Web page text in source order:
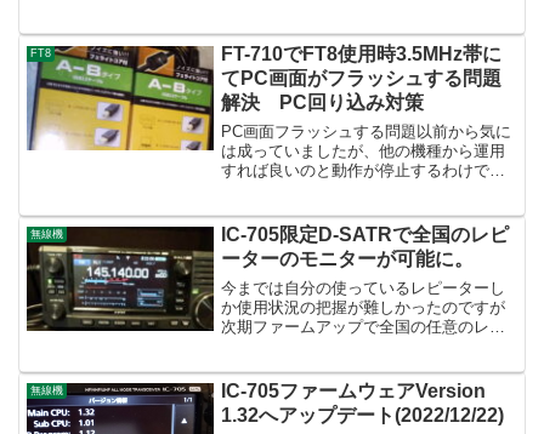
のでPCからwifi経由リモート接続を...
FT8
FT-710でFT8使用時3.5MHz帯に
てPC画面がフラッシュする問題
解決 PC回り込み対策
PC画面フラッシュする問題以前から気に
は成っていましたが、他の機種から運用
すれば良いのと動作が停止するわけでも
ました。これも一種の回り込みですので
どこから影響が出ている...
無線機
IC-705限定D-SATRで全国のレピ
ーターのモニターが可能に。
今までは自分の使っているレピーターし
か使用状況の把握が難しかったのですが
次期ファームアップで全国の任意のレピ
タ局を一定時間（10/20/30分のいずれ
か）モニター可能...
無線機
IC-705ファームウェアVersion
1.32へアップデート(2022/12/22)